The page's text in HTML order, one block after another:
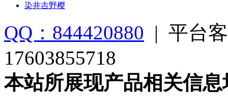
染井吉野樱
QQ：844420880 | 平台
17603855718
本站所展现产品相关信